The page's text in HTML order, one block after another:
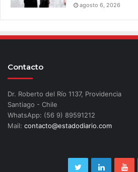
agosto 6, 2026
Contacto
Dr. Roberto del Río 1137, Providencia
Santiago - Chile
WhatsApp: (56 9) 89591212
Mail: contacto@estadodiario.com